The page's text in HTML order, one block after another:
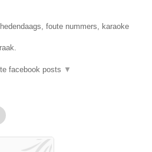
foute nummers, karaoke
facebook posts ▼